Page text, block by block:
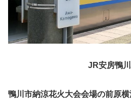
JR安房鴨
鴨川市納涼花火大会会場の前原